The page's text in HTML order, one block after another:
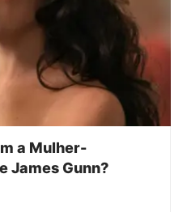
a Mulher-
James Gunn?